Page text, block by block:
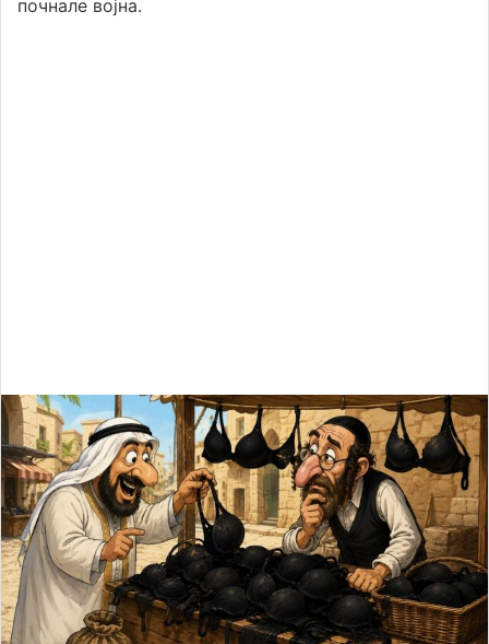
почнале војна.